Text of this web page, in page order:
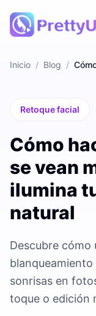
Inicio / Blog /
Retoque facial
Cómo
se vean
ilumina
natural
Descubre cómo
sonrisas en
toque o edición